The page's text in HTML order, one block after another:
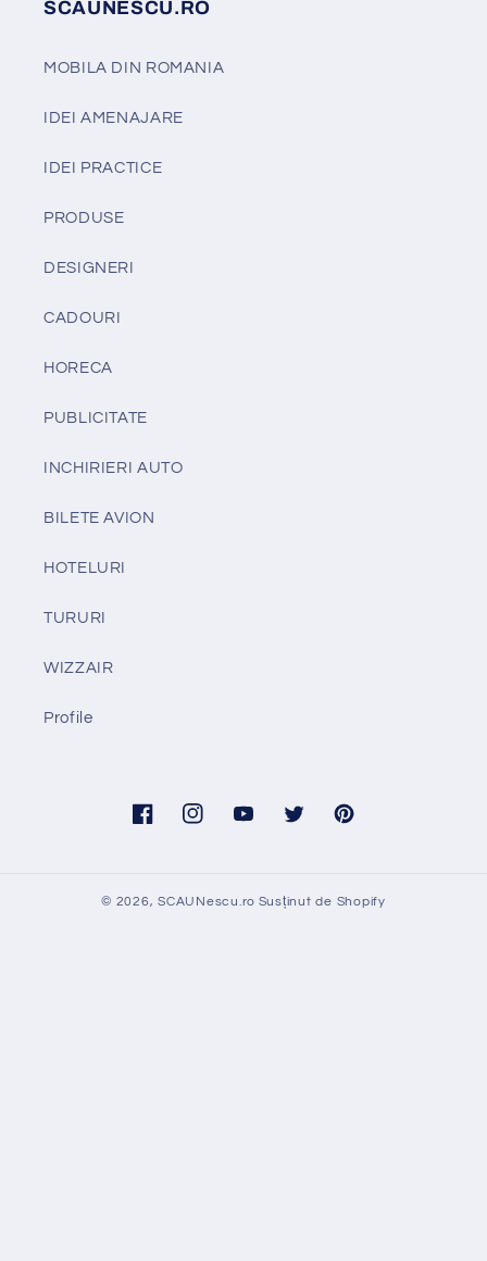
SCAUNESCU.RO
MOBILA DIN ROMANIA
IDEI AMENAJARE
IDEI PRACTICE
PRODUSE
DESIGNERI
CADOURI
HORECA
PUBLICITATE
INCHIRIERI AUTO
BILETE AVION
HOTELURI
TURURI
WIZZAIR
Profile
FacebookInstagramYouTubeTwitter Pinterest
© 2026,SCAUNescu.ro Susținut de Shopify